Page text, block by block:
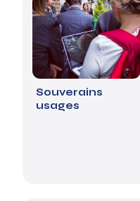
Souverains
usages